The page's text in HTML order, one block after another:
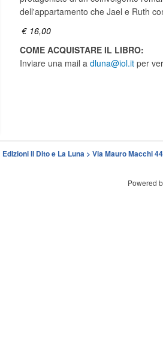
dell'appartamento che Jael e Ruth
€ 16,00
COME ACQUISTARE IL LIBRO:
Inviare una mail a dluna@iol.it per
Edizioni Il Dito e La Luna > Via Mauro Macchi
Powered